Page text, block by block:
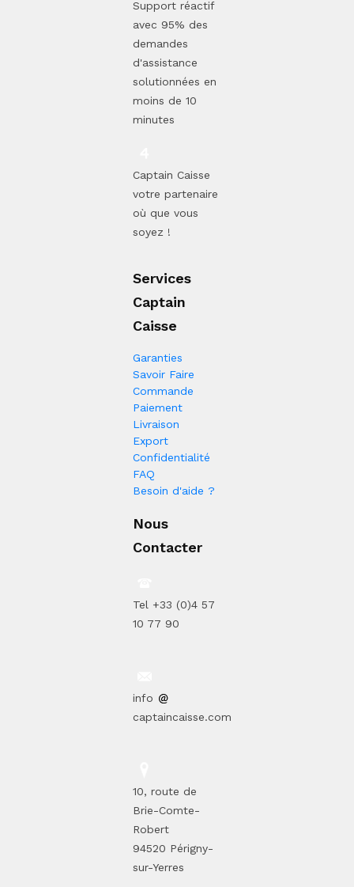
Support réactif
avec 95% des
demandes
d'assistance
solutionnées en
moins de 10
minutes
Captain Caisse
votre partenaire
où que vous
soyez !
Services
Captain
Caisse
Garanties
Savoir Faire
Commande
Paiement
Livraison
Export
Confidentialité
FAQ
Besoin d'aide ?
Nous
Contacter
Tel +33 (0)4 57
10 77 90
info
captaincaisse.com
10, route de
Brie-Comte-
Robert
94520 Périgny-
sur-Yerres